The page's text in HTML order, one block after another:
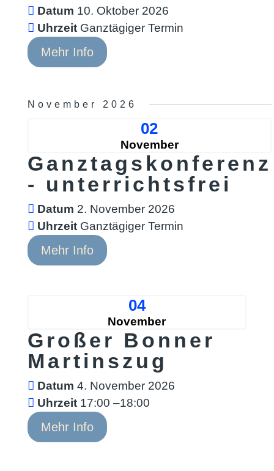
Datum 10. Oktober 2026
Uhrzeit Ganztägiger Termin
Mehr Info
November 2026
02
November
Ganztagskonferenz
- unterrichtsfrei
Datum 2. November 2026
Uhrzeit Ganztägiger Termin
Mehr Info
04
November
Großer Bonner
Martinszug
Datum 4. November 2026
Uhrzeit 17:00 –18:00
Mehr Info